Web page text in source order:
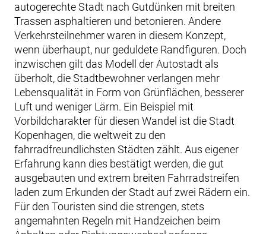
autogerechte Stadt nach Gutdünken mit breiten
Trassen asphaltieren und betonieren. Andere
Verkehrsteilnehmer waren in diesem Konzept,
wenn überhaupt, nur geduldete Randfiguren. Doch
inzwischen gilt das Modell der Autostadt als
überholt, die Stadtbewohner verlangen mehr
Lebensqualität in Form von Grünflächen, besserer
Luft und weniger Lärm. Ein Beispiel mit
Vorbildcharakter für diesen Wandel ist die Stadt
Kopenhagen, die weltweit zu den
fahrradfreundlichsten Städten zählt. Aus eigener
Erfahrung kann dies bestätigt werden, die gut
ausgebauten und extrem breiten Fahrradstreifen
laden zum Erkunden der Stadt auf zwei Rädern ein.
Für den Touristen sind die strengen, stets
angemahnten Regeln mit Handzeichen beim